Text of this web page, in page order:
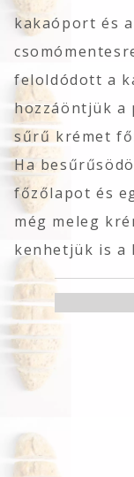
kakaóport és
feloldódott a
hozzáöntjük a
sűrű krémet
Ha
főzőlapot és
még meleg
kenhetjük is a